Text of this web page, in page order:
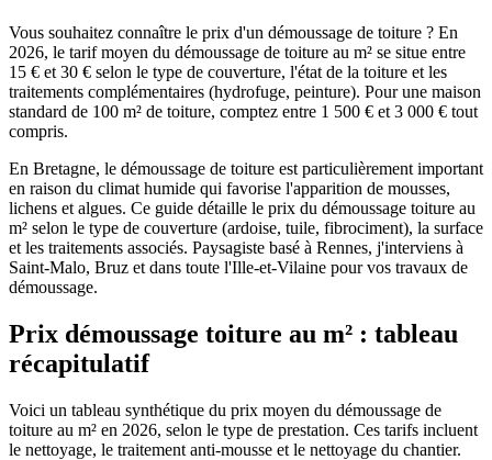
Vous souhaitez connaître le prix d'un démoussage de toiture ? En
2026, le tarif moyen du démoussage de toiture au m² se situe entre
15 € et 30 € selon le type de couverture, l'état de la toiture et les
traitements complémentaires (hydrofuge, peinture). Pour une maison
standard de 100 m² de toiture, comptez entre 1 500 € et 3 000 € tout
compris.
En Bretagne, le démoussage de toiture est particulièrement important
en raison du climat humide qui favorise l'apparition de mousses,
lichens et algues. Ce guide détaille le prix du démoussage toiture au
m² selon le type de couverture (ardoise, tuile, fibrociment), la surface
et les traitements associés. Paysagiste basé à Rennes, j'interviens à
Saint-Malo, Bruz et dans toute l'Ille-et-Vilaine pour vos travaux de
démoussage.
Prix démoussage toiture au m² : tableau
récapitulatif
Voici un tableau synthétique du prix moyen du démoussage de
toiture au m² en 2026, selon le type de prestation. Ces tarifs incluent
le nettoyage, le traitement anti-mousse et le nettoyage du chantier.